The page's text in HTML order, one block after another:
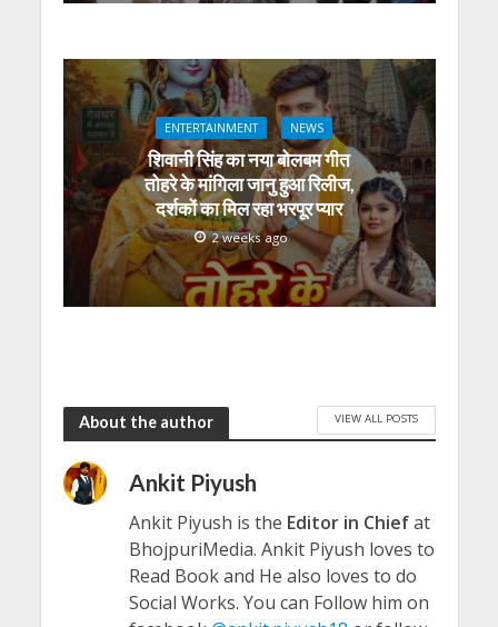
ENTERTAINMENT NEWS
शिवानी सिंह का नया बोलबम गीत
तोहरे के मांगिला जानु हुआ रिलीज,
दर्शकों का मिल रहा भरपूर प्यार
2 weeks ago
About the author VIEW ALL POSTS
Ankit Piyush
Ankit Piyush is the Editor in Chiefat
BhojpuriMedia. Ankit Piyush loves to
Read Book and He also loves to do
Social Works. You can Follow him on